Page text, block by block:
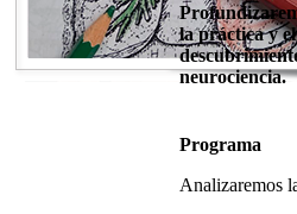
la práctica y
neurociencia.
Programa
Analizaremos